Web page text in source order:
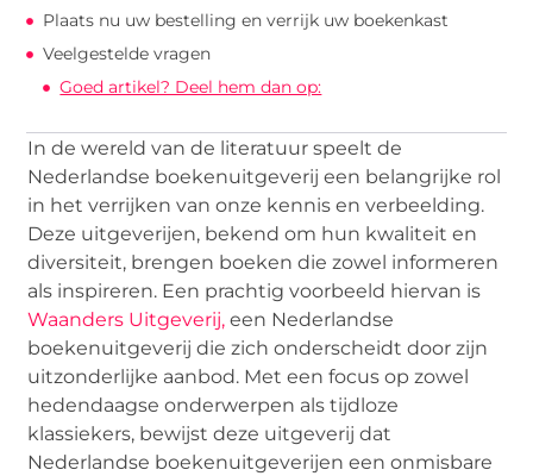
Plaats nu uw bestelling en verrijk uw boekenkast
Veelgestelde vragen
Goed artikel? Deel hem dan op:
In de wereld van de literatuur speelt de
Nederlandse boekenuitgeverij een belangrijke rol
in het verrijken van onze kennis en verbeelding.
Deze uitgeverijen, bekend om hun kwaliteit en
diversiteit, brengen boeken die zowel informeren
als inspireren. Een prachtig voorbeeld hiervan is
Waanders Uitgeverij, een Nederlandse
boekenuitgeverij die zich onderscheidt door zijn
uitzonderlijke aanbod. Met een focus op zowel
hedendaagse onderwerpen als tijdloze
klassiekers, bewijst deze uitgeverij dat
Nederlandse boekenuitgeverijen een onmisbare